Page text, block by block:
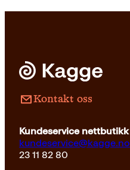
Kontakt oss
Kundeservice nettbutikk
kundeservice@kagge.no
23 11 82 80